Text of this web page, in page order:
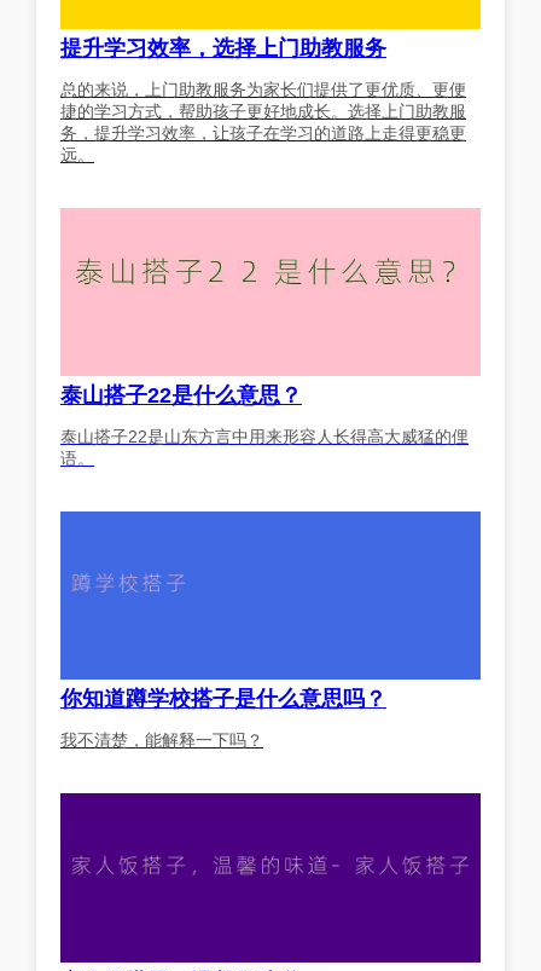
提升学习效率，选择上门助教服务
总的来说，上门助教服务为家长们提供了更优质、更便
捷的学习方式，帮助孩子更好地成长。选择上门助教服
务，提升学习效率，让孩子在学习的道路上走得更稳更
远。
泰山搭子22是什么意思？
泰山搭子22是山东方言中用来形容人长得高大威猛的俚
语。
你知道蹲学校搭子是什么意思吗？
我不清楚，能解释一下吗？